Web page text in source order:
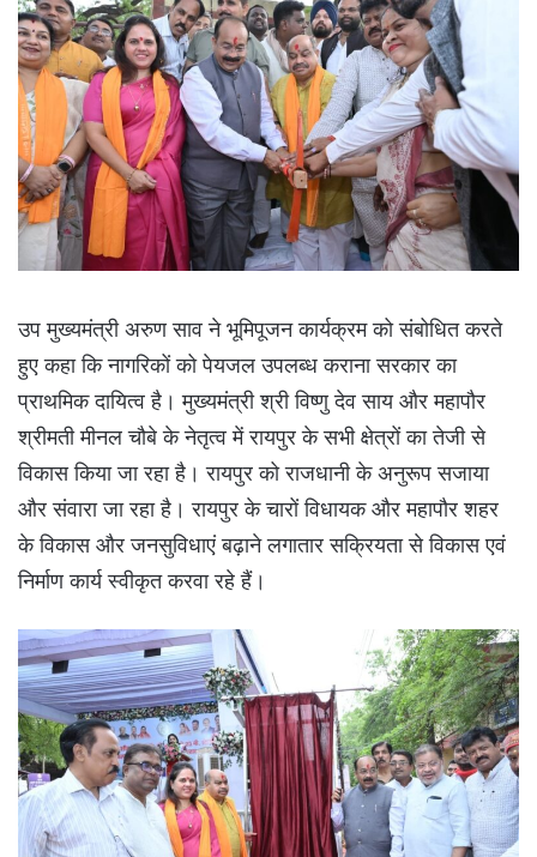
उप मुख्यमंत्री अरुण साव ने भूमिपूजन कार्यक्रम को संबोधित करते
हुए कहा कि नागरिकों को पेयजल उपलब्ध कराना सरकार का
प्राथमिक दायित्व है। मुख्यमंत्री श्री विष्णु देव साय और महापौर
श्रीमती मीनल चौबे के नेतृत्व में रायपुर के सभी क्षेत्रों का तेजी से
विकास किया जा रहा है। रायपुर को राजधानी के अनुरूप सजाया
और संवारा जा रहा है। रायपुर के चारों विधायक और महापौर शहर
के विकास और जनसुविधाएं बढ़ाने लगातार सक्रियता से विकास एवं
निर्माण कार्य स्वीकृत करवा रहे हैं।